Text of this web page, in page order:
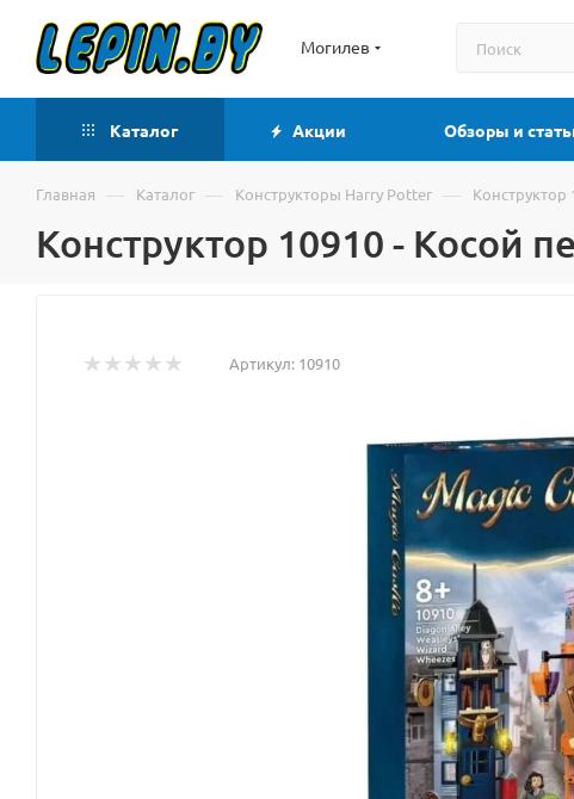
Могилев
Каталог Акции Обзоры и
Главная — Каталог — Конструкторы Harry Potter —
Конструктор 10910 - Косой
Артикул: 10910